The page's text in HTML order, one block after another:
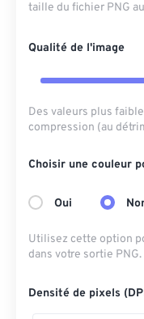
taille du fichier PNG
Qualité de l'image
Des valeurs plus
compression (au
Choisir une couleur
Oui
Utilisez cette option
dans votre sortie PNG.
Densité de pixels